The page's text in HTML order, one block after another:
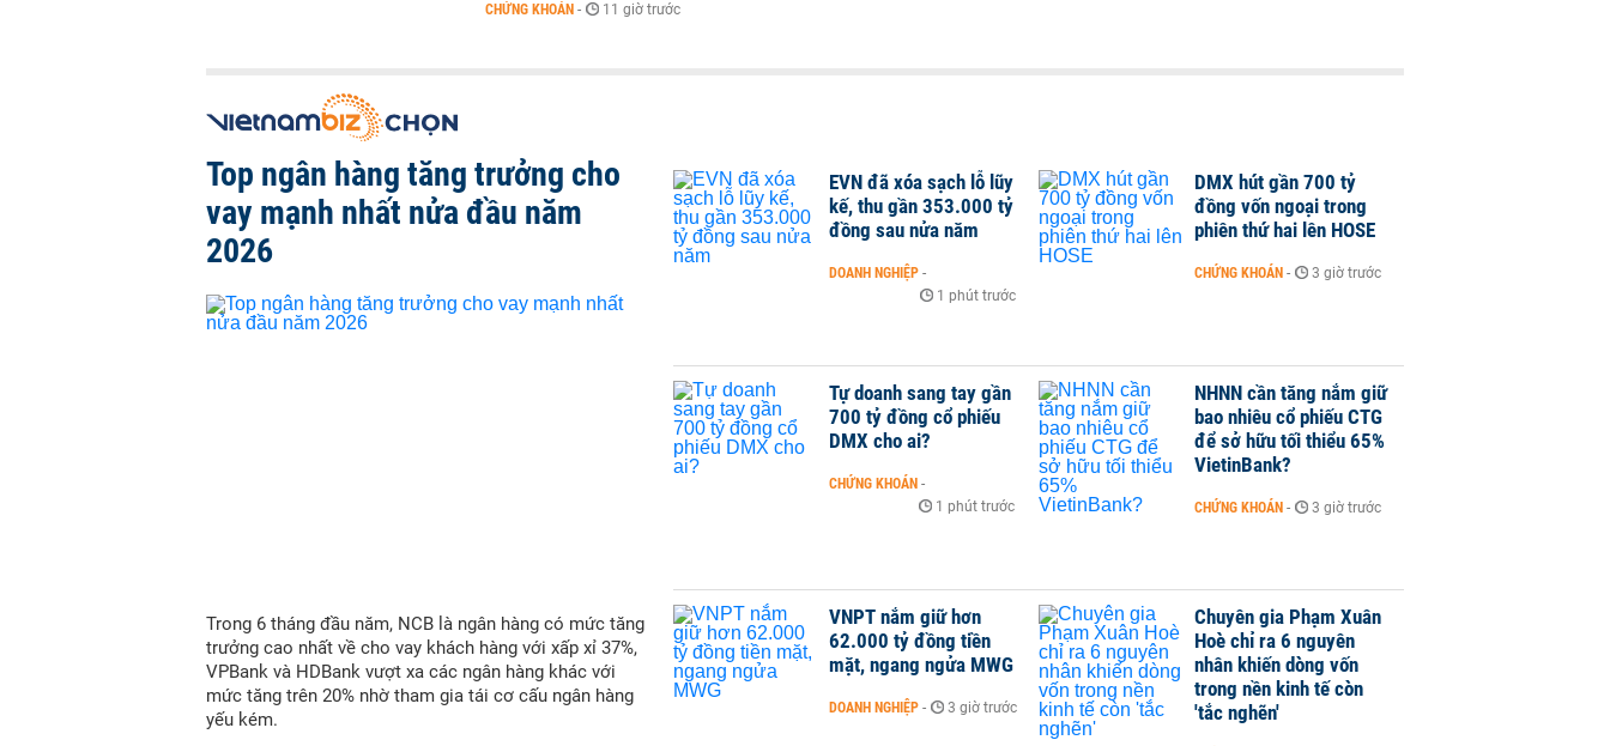
CHỨNG KHOÁN - 11 giờ trước
Top ngân hàng tăng trưởng cho
vay mạnh nhất nửa đầu năm
2026
Trong 6 tháng đầu năm, NCB là ngân hàng có mức tăng
trưởng cao nhất về cho vay khách hàng với xấp xỉ 37%,
VPBank và HDBank vượt xa các ngân hàng khác với
mức tăng trên 20% nhờ tham gia tái cơ cấu ngân hàng
yếu kém.
EVN đã xóa sạch lỗ lũy
kế, thu gần 353.000 tỷ
đồng sau nửa năm
DOANH NGHIỆP -
1 phút trước
DMX hút gần 700 tỷ
đồng vốn ngoại trong
phiên thứ hai lên HOSE
CHỨNG KHOÁN - 3 giờ trước
Tự doanh sang tay gần
700 tỷ đồng cổ phiếu
DMX cho ai?
CHỨNG KHOÁN -
1 phút trước
NHNN cần tăng nắm giữ
bao nhiêu cổ phiếu CTG
để sở hữu tối thiểu 65%
VietinBank?
CHỨNG KHOÁN - 3 giờ trước
VNPT nắm giữ hơn
62.000 tỷ đồng tiền
mặt, ngang ngửa MWG
DOANH NGHIỆP - 3 giờ trước
Chuyên gia Phạm Xuân
Hoè chỉ ra 6 nguyên
nhân khiến dòng vốn
trong nền kinh tế còn
'tắc nghẽn'